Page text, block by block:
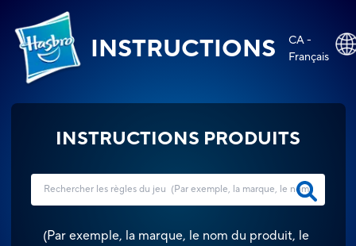
INSTRUCTIONS
CA -
Français
INSTRUCTIONS PRODUITS
(Par exemple, la marque, le nom du produit, le